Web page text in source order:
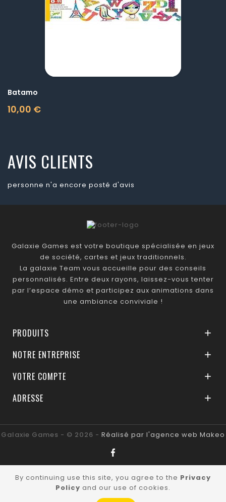
Batamo
10,00 €
Prix
AVIS CLIENTS
personne n'a encore posté d'avis
Galaxie Games est votre boutique spécialisée en jeux
de société, cartes et jeux traditionnels.
La galaxie Team vous accueille pour des conseils
personnalisés. Entre deux rayons, laissez-vous tenter
par l’espace démo et participez aux animations dans
une ambiance conviviale !
PRODUITS 
NOTRE ENTREPRISE 
VOTRE COMPTE 
ADRESSE 
Galaxie Games - © 2026 - Réalisé par l'agence web Makeo
By continuing use this site, you agree to the Privacy
Policy and our use of cookies.